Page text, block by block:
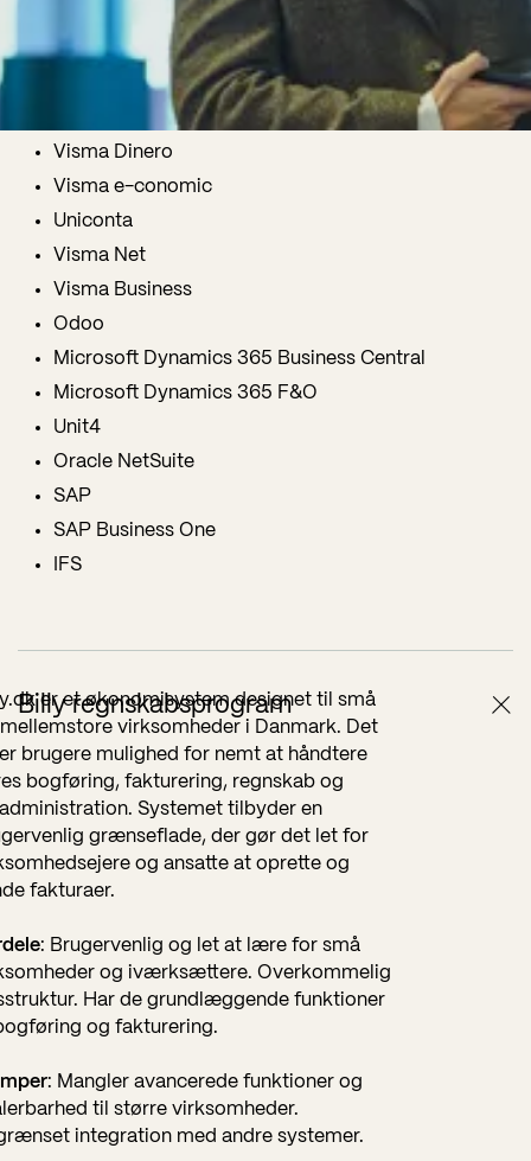
samlet de økonomisystemer vi kender mest til og
derfor også kan anbefale.
Økonomisystemer:
Visma Dinero
Visma e-conomic
Uniconta
Visma Net
Visma Business
Odoo
Microsoft Dynamics 365 Business Central
Microsoft Dynamics 365 F&O
Unit4
Oracle NetSuite
SAP
SAP Business One
IFS
Billy regnskabsprogram
er et økonomisystem designet til små
virksomheder i Danmark. Det
brugere mulighed for nemt at håndtere
bogføring, fakturering, regnskab og
Systemet tilbyder en
grænseflade, der gør det let for
og ansatte at oprette og
fakturaer.
: Brugervenlig og let at lære for små
og iværksættere. Overkommelig
Har de grundlæggende funktioner
og fakturering.
: Mangler avancerede funktioner og
til større virksomheder.
integration med andre systemer.